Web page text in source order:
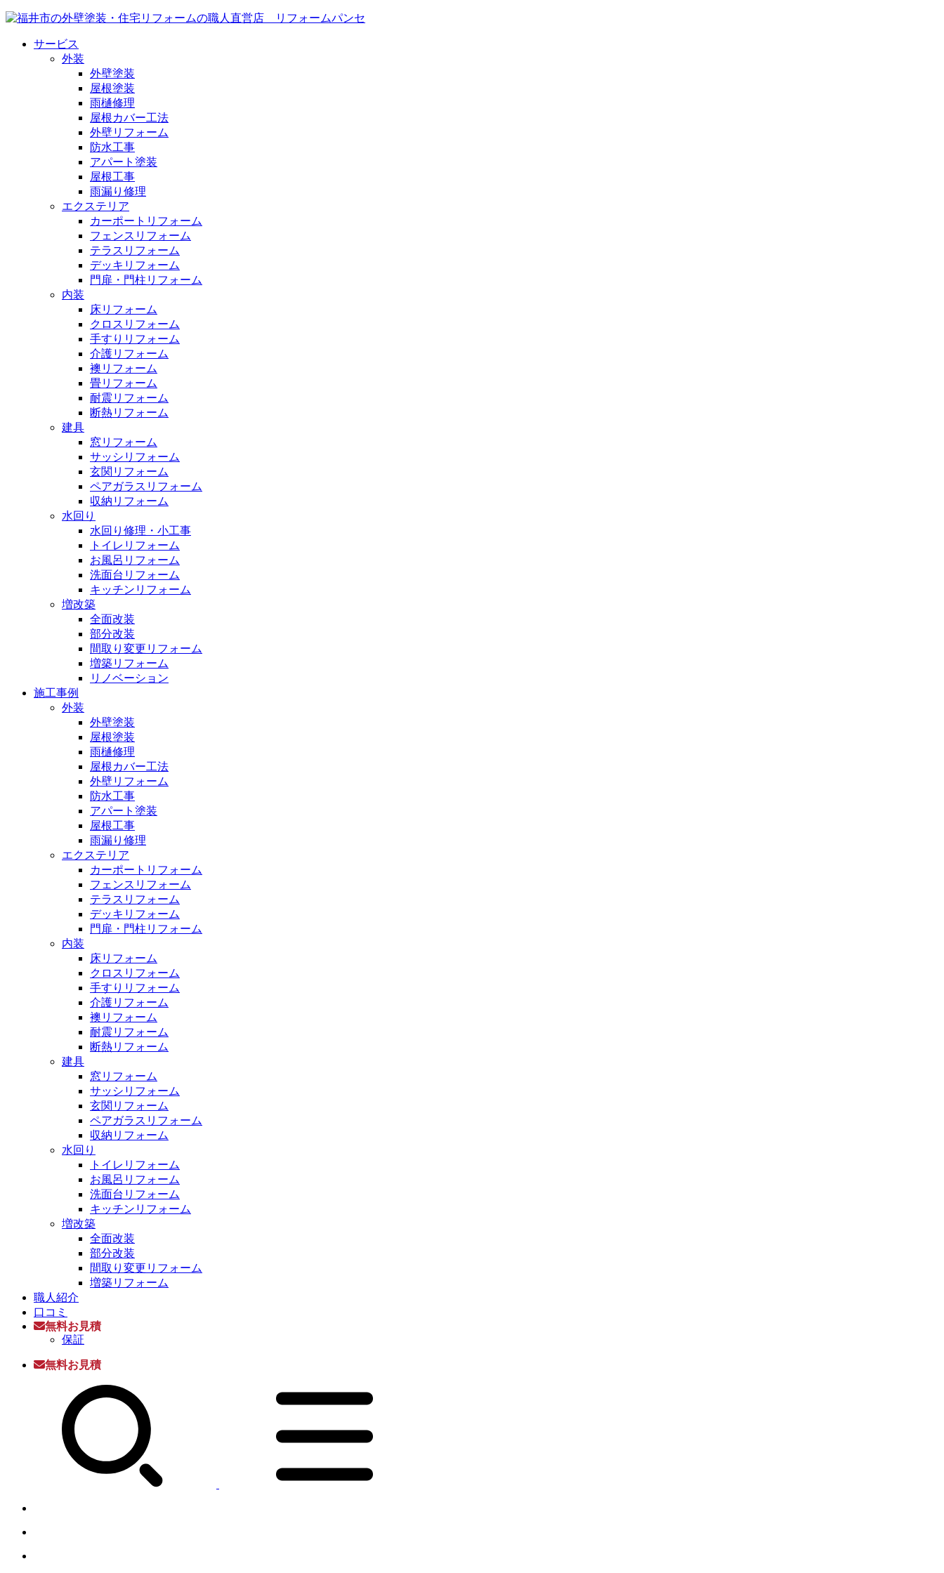
サービス
外装
外壁塗装
屋根塗装
雨樋修理
屋根カバー工法
外壁リフォーム
防水工事
アパート塗装
屋根工事
雨漏り修理
エクステリア
カーポートリフォーム
フェンスリフォーム
テラスリフォーム
デッキリフォーム
門扉・門柱リフォーム
内装
床リフォーム
クロスリフォーム
手すりリフォーム
介護リフォーム
襖リフォーム
畳リフォーム
耐震リフォーム
断熱リフォーム
建具
窓リフォーム
サッシリフォーム
玄関リフォーム
ペアガラスリフォーム
収納リフォーム
水回り
水回り修理・小工事
トイレリフォーム
お風呂リフォーム
洗面台リフォーム
キッチンリフォーム
増改築
全面改装
部分改装
間取り変更リフォーム
増築リフォーム
リノベーション
施工事例
外装
外壁塗装
屋根塗装
雨樋修理
屋根カバー工法
外壁リフォーム
防水工事
アパート塗装
屋根工事
雨漏り修理
エクステリア
カーポートリフォーム
フェンスリフォーム
テラスリフォーム
デッキリフォーム
門扉・門柱リフォーム
内装
床リフォーム
クロスリフォーム
手すりリフォーム
介護リフォーム
襖リフォーム
耐震リフォーム
断熱リフォーム
建具
窓リフォーム
サッシリフォーム
玄関リフォーム
ペアガラスリフォーム
収納リフォーム
水回り
トイレリフォーム
お風呂リフォーム
洗面台リフォーム
キッチンリフォーム
増改築
全面改装
部分改装
間取り変更リフォーム
増築リフォーム
職人紹介
口コミ
無料お見積
保証
無料お見積